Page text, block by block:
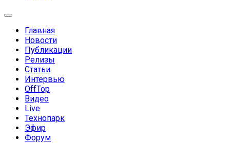
Главная
Новости
Публикации
Релизы
Статьи
Интервью
OffTop
Видео
Live
Технопарк
Эфир
Форум